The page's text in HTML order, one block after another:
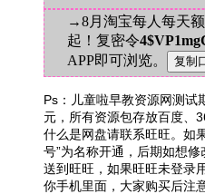
→8月淘宝每人每天
起！复密令
APP即可浏览。
Ps： 儿童啦早教资源网测试
元， 所有资源包存放百度、
什么是网盘请联系旺旺。如
号”为名称开通，后期如想
送到旺旺，如果旺旺未登录
你手机里面，大家购买后注